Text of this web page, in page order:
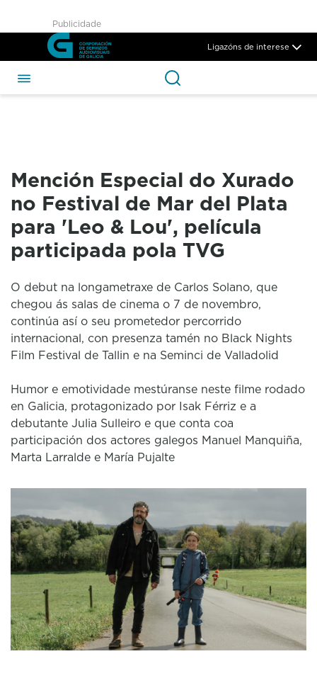
Skip to Main Content
Mención Especial do Xurado
Publicidade
Ligazóns de interese
Mención Especial do Xurado
no Festival de Mar del Plata
para 'Leo & Lou', película
participada pola TVG
O debut na longametraxe de Carlos Solano, que
chegou ás salas de cinema o 7 de novembro,
continúa así o seu prometedor percorrido
internacional, con presenza tamén no Black Nights
Film Festival de Tallin e na Seminci de Valladolid
Humor e emotividade mestúranse neste filme rodado
en Galicia, protagonizado por Isak Férriz e a
debutante Julia Sulleiro e que conta coa
participación dos actores galegos Manuel Manquiña,
Marta Larralde e María Pujalte